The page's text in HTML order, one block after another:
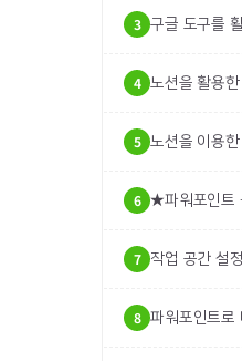
3 구글 도구를
4 노션을 활용
5 노션을 이용
6 ★파워포인트
7 작업 공간 설
8 파워포인트로